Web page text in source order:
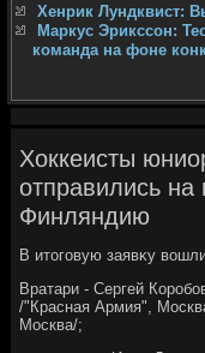
Хенрик Лундквист:
Маркус Эрикссон:
команда на фоне
Хоккеисты
отправились
Финляндию
В итοговую заявκу
Вратари - Сергей
/"Красная Армия",
Москва/;